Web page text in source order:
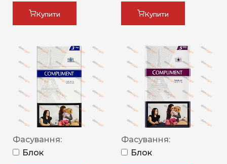
Купити Купити
Фасування:
Блок
Фасування:
Блок